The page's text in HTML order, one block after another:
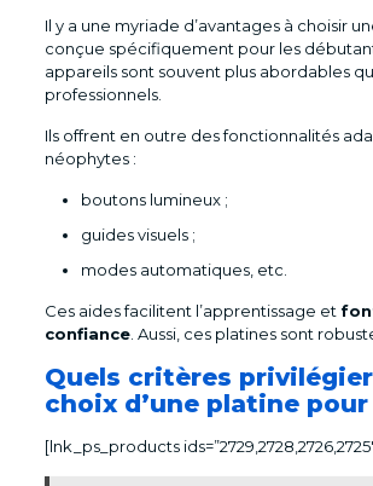
Il y a une myriade d’avantages à choisir
conçue spécifiquement pour les
appareils sont souvent plus abordables
professionnels.
Ils offrent en outre des fonctionnalités
néophytes :
boutons lumineux ;
guides visuels ;
modes automatiques, etc.
Ces aides facilitent l’apprentissage et
confiance. Aussi, ces platines sont
Quels critères
choix d’une platine
[lnk_ps_products